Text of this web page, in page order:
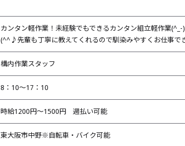
カンタン軽作業！未経験でもできるカンタン組立軽作業
(^^♪先輩も丁寧に教えてくれるので馴染みやすくお仕事
構内作業スタッフ
8：10～17：10
時給1200円～1500円 週払い可能
東大阪市中野※自転車・バイク可能